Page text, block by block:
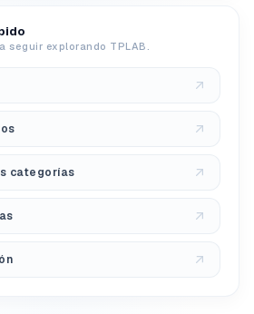
seguir explorando TPLAB.
categorías